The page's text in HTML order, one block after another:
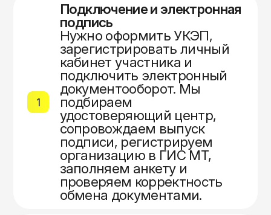
1
Подключение и электронная
подпись
Нужно оформить УКЭП,
зарегистрировать личный
кабинет участника и
подключить электронный
документооборот. Мы
подбираем
удостоверяющий центр,
сопровождаем выпуск
подписи, регистрируем
организацию в ГИС МТ,
заполняем анкету и
проверяем корректность
обмена документами.